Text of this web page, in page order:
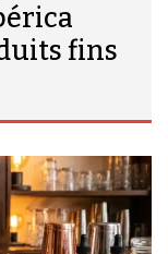
fins